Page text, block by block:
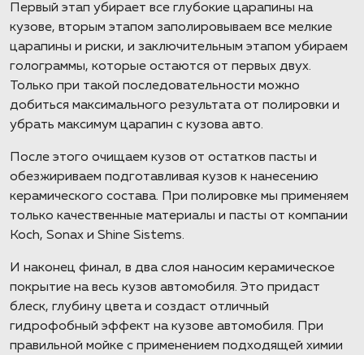
Первый этап убирает все глубокие царапины на
кузове, вторым этапом заполировываем все мелкие
царапины и риски, и заключительным этапом убираем
голограммы, которые остаются от первых двух.
Только при такой последовательности можно
добиться максимального результата от полировки и
убрать максимум царапин с кузова авто.
После этого очищаем кузов от остатков пасты и
обезжириваем подготавливая кузов к нанесению
керамического состава. При полировке мы применяем
только качественные материалы и пасты от компании
Koch, Sonax и Shine Sistems.
И наконец финал, в два слоя наносим керамическое
покрытие на весь кузов автомобиля. Это придаст
блеск, глубину цвета и создаст отличный
гидрофобный эффект на кузове автомобиля. При
правильной мойке с применением подходящей химии